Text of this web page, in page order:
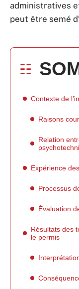
administratives
peut être semé
Contexte de
Raisons
Relation
Expérience
Processus
Évaluation
Résultats des
le permis